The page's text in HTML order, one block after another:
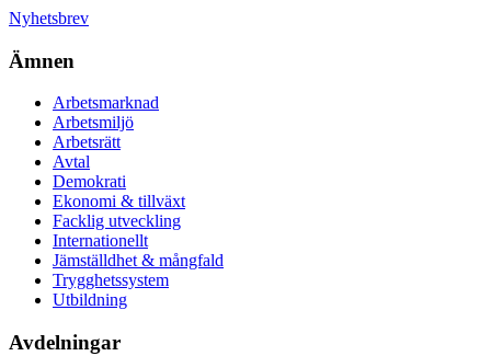
Nyhetsbrev
Ämnen
Arbetsmarknad
Arbetsmiljö
Arbetsrätt
Avtal
Demokrati
Ekonomi & tillväxt
Facklig utveckling
Internationellt
Jämställdhet & mångfald
Trygghetssystem
Utbildning
Avdelningar